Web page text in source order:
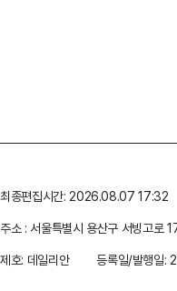
최종편집시간: 2026.08.07 17:32
주소 : 서울특별시 용산구 서빙고로
제호: 데일리안
등록일/발행일: